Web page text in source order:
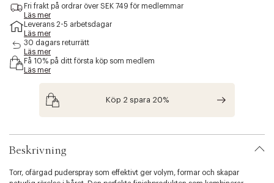
c
s
b
i
v
a
i
Fri frakt på ordrar över SEK 749 för medlemmar
Läs mer
Leverans 2-5 arbetsdagar
Läs mer
30 dagars returrätt
Läs mer
Få 10% på ditt första köp som medlem
Läs mer
Köp 2 spara 20%
Beskrivning
Torr, ofärgad puderspray som effektivt ger volym, formar och skapar